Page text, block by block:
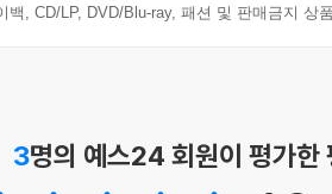
흘린 피와 땀의 역사를 복원한다. 구체
는 미국 문화의 초고밀도 수입국이지
사, 이주사, 남북전쟁 이후 재건 같은
백, CD/LP, DVD/Blu-ray, 패션 및 판매금지 상
3명의 예스24 회원이 평가한